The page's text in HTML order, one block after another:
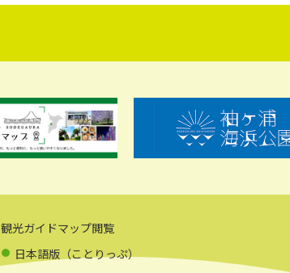
観光ガイドマップ閲覧
日本語版（ことりっぷ）